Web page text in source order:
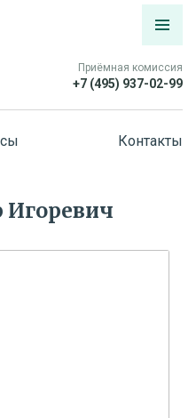
Приёмная комиссия
+7 (495) 937-02-99
Контакты
Игоревич